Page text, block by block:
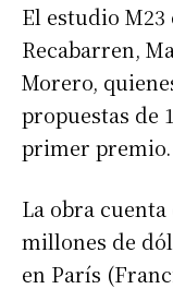
El estudio
Recabarren,
Morero,
propuestas de
primer premio.
La obra
millones de
en París